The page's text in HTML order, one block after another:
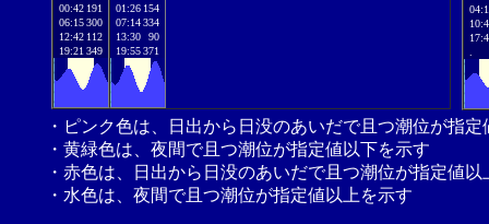
00:42 191
06:15300
12:42 112
19:21 349
01:26 154
07:14334
13:30
90
19:55371
・ピンク色は、日出から日没のあいだで且つ潮位が指
・黄緑色は、夜間で且つ潮位が指定値以下を示す
・赤色は、日出から日没のあいだで且つ潮位が指定値以
・水色は、夜間で且つ潮位が指定値以上を示す